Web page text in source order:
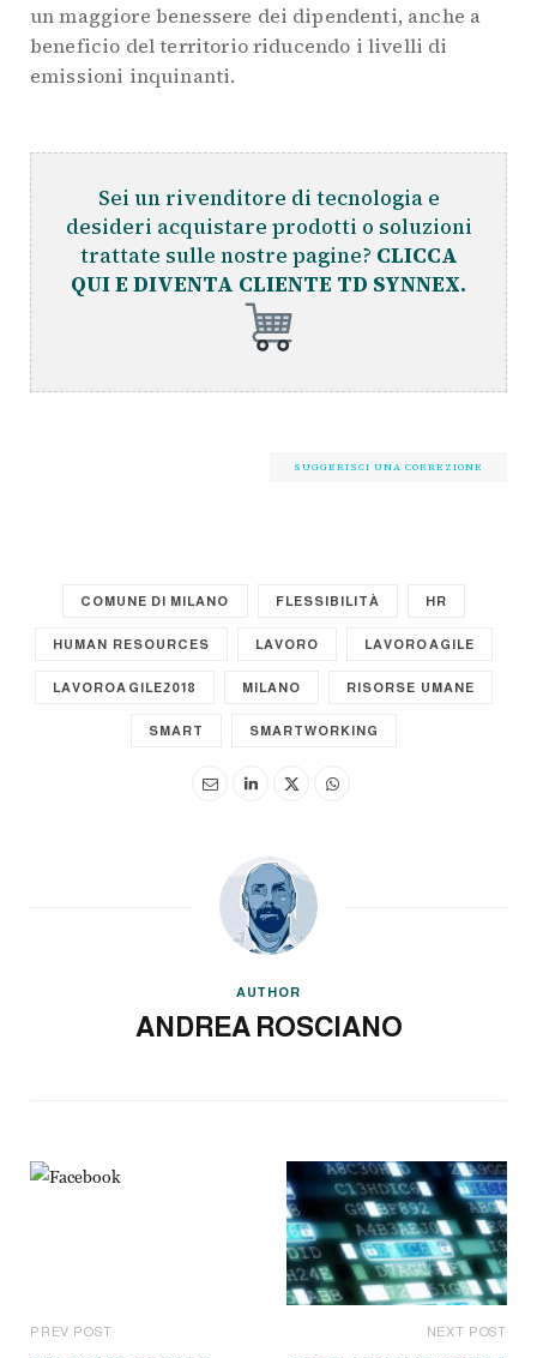
un maggiore benessere dei dipendenti, anche a
beneficio del territorio riducendo i livelli di
emissioni inquinanti.
Sei un rivenditore di tecnologia e
desideri acquistare prodotti o soluzioni
trattate sulle nostre pagine? CLICCA
QUI E DIVENTA CLIENTE TD SYNNEX.
SUGGERISCI UNA CORREZIONE
COMUNE DI MILANO FLESSIBILITÀ HR
HUMAN RESOURCES LAVORO LAVOROAGILE
LAVOROAGILE2018 MILANO RISORSE UMANE
SMART SMARTWORKING
AUTHOR
ANDREA ROSCIANO
PREV POST NEXT POST